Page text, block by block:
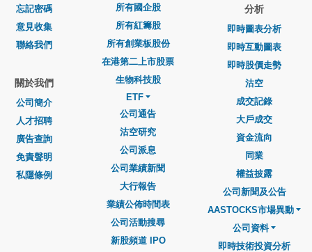
忘記密碼
意見收集
聯絡我們
關於我們
公司簡介
人才招聘
廣告查詢
免責聲明
私隱條例
所有國企股
所有紅籌股
所有創業板股份
在港第二上市股票
生物科技股
ETF
公司通告
沽空研究
公司派息
公司業績新聞
大行報告
業績公佈時間表
公司活動搜尋
新股頻道 IPO
分析
即時圖表分析
即時互動圖表
即時股價走勢
沽空
成交記錄
大戶成交
資金流向
同業
權益披露
公司新聞及公告
AASTOCKS市場異動
公司資料
即時技術投資分析